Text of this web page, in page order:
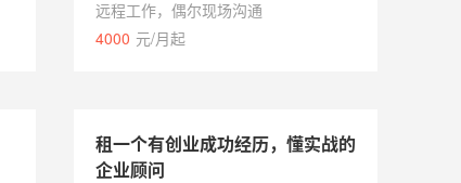
远程工作，偶尔现场沟通
4000 元/月起
租一个有创业成功经历，懂实战的
企业顾问